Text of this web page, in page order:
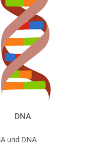
und DNA